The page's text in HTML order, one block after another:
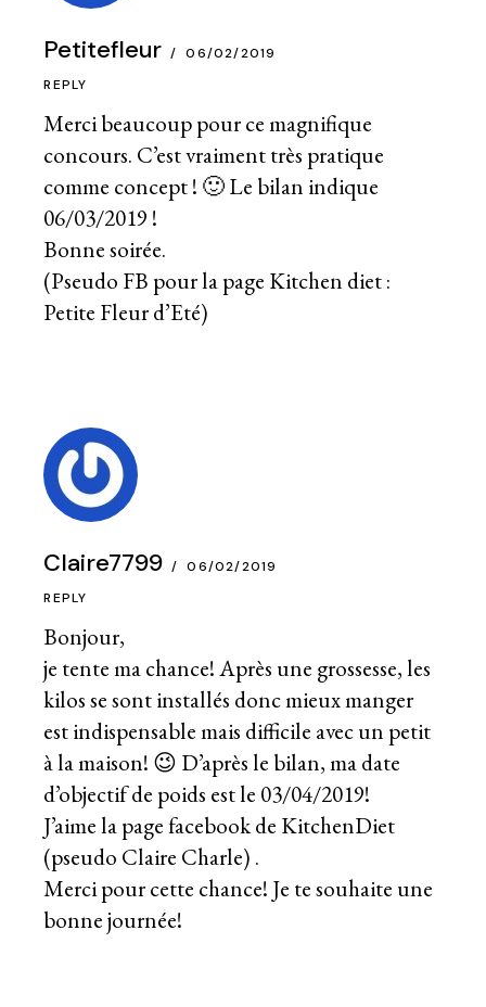
Petitefleur 06/02/2019
Merci beaucoup pour ce magnifique
concours. C’est vraiment très pratique
comme concept ! 🙂 Le bilan indique
06/03/2019 !
Bonne soirée.
(Pseudo FB pour la page Kitchen diet :
Petite Fleur d’Eté)
REPLY
Claire7799 06/02/2019
Bonjour,
je tente ma chance! Après une grossesse, les
kilos se sont installés donc mieux manger
est indispensable mais difficile avec un petit
à la maison! 😉 D’après le bilan, ma date
d’objectif de poids est le 03/04/2019!
J’aime la page facebook de KitchenDiet
(pseudo Claire Charle) .
Merci pour cette chance! Je te souhaite une
bonne journée!
REPLY